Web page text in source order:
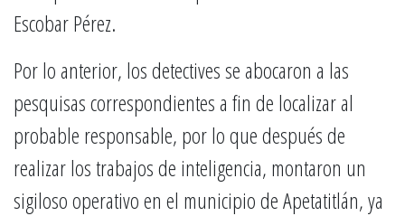
Escobar Pérez.
Por lo anterior, los detectives se abocaron a las
pesquisas correspondientes a fin de localizar al
probable responsable, por lo que después de
realizar los trabajos de inteligencia, montaron un
sigiloso operativo en el municipio de Apetatitlán, ya